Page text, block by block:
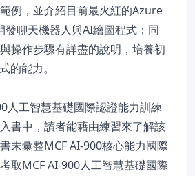
例，並介紹目前最火紅的Azure
聊天機器人與AI繪圖程式；同
操作步驟有詳盡的說明，培養初
的能力。
工智慧基礎國際認證能力訓練
書中，讀者能藉由練習來了解該
末彙整MCF AI-900核心能力國際
取MCF AI-900人工智慧基礎國際